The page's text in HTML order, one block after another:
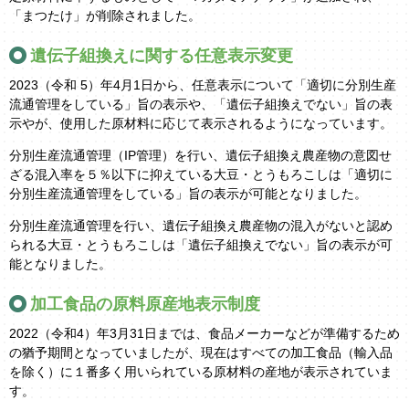
「まつたけ」が削除されました。
遺伝子組換えに関する任意表示変更
2023（令和 5）年4月1日から、任意表示について「適切に分別生産
流通管理をしている」旨の表示や、「遺伝子組換えでない」旨の表
示やが、使用した原材料に応じて表示されるようになっています。
分別生産流通管理（IP管理）を行い、遺伝子組換え農産物の意図せ
ざる混入率を５％以下に抑えている大豆・とうもろこしは「適切に
分別生産流通管理をしている」旨の表示が可能となりました。
分別生産流通管理を行い、遺伝子組換え農産物の混入がないと認め
られる大豆・とうもろこしは「遺伝子組換えでない」旨の表示が可
能となりました。
加工食品の原料原産地表示制度
2022（令和4）年3月31日までは、食品メーカーなどが準備するため
の猶予期間となっていましたが、現在はすべての加工食品（輸入品
を除く）に１番多く用いられている原材料の産地が表示されていま
す。